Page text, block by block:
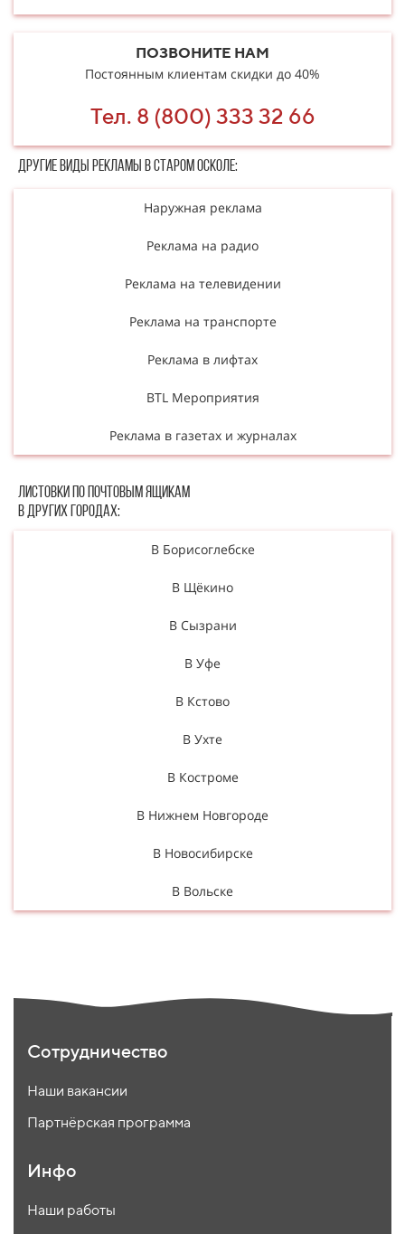
ПОЗВОНИТЕ НАМ
Постоянным клиентам скидки до 40%
Тел. 8 (800) 333 32 66
Другие в​​​​иды рекламы в Старом Осколе:
Наружная реклама
Реклама на радио
Реклама на телевидении
Реклама на транспорте
Реклама в лифтах
BTL Мероприятия
Реклама в газетах и журналах
Листовки по почтовым ящикам
в других городах:
В Борисоглебске
В Щёкино
В Сызрани
В Уфе
В Кстово
В Ухте
В Костроме
В Нижнем Новгороде
В Новосибирске
В Вольске
Сотрудничество
Наши вакансии
Партнёрская программа
Инфо
Наши работы